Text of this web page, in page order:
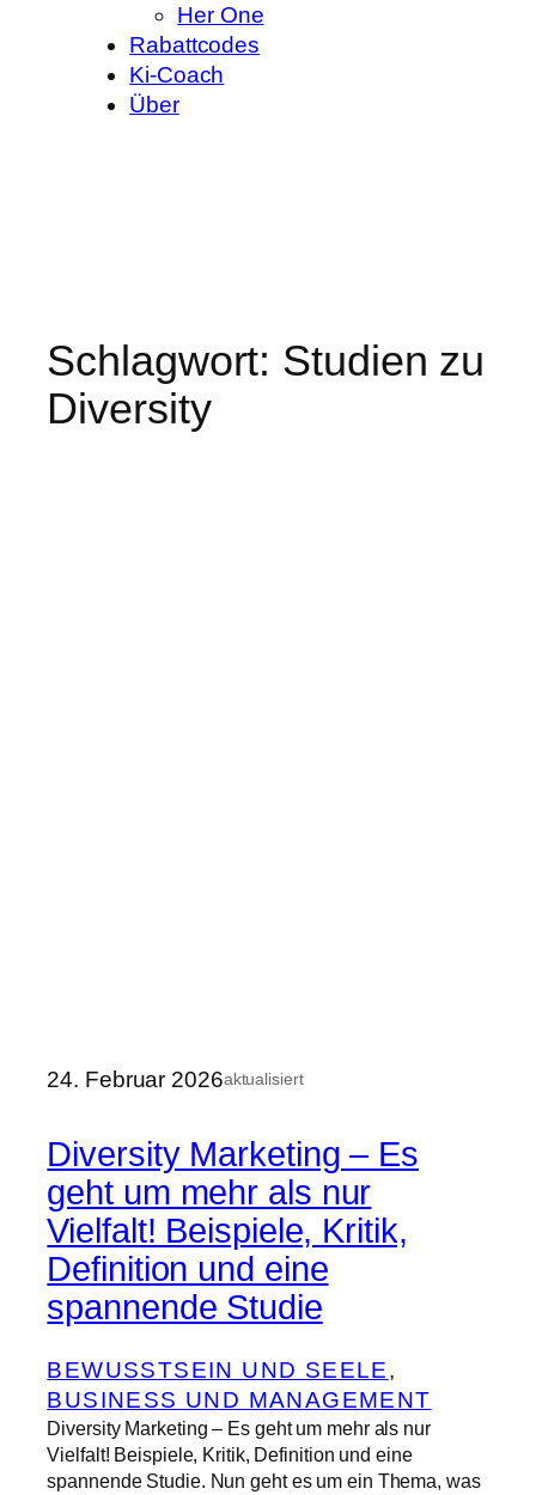
Her One
Rabattcodes
Ki-Coach
Über
Schlagwort: Studien zu
Diversity
24. Februar 2026aktualisiert
Diversity Marketing – Es
geht um mehr als nur
Vielfalt! Beispiele, Kritik,
Definition und eine
spannende Studie
BEWUSSTSEIN UND SEELE
BUSINESS UND MANAGEMENT
Diversity Marketing – Es geht um mehr als nur
Vielfalt! Beispiele, Kritik, Definition und eine
spannende Studie. Nun geht es um ein Thema, was